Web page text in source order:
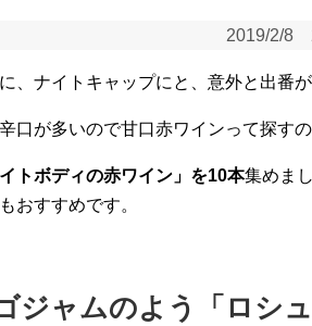
2019/2/8
、ナイトキャップにと、意外と出番が
口が多いので甘口赤ワインって探す
イトボディの赤ワイン」を10本集めま
おすすめです。
ジャムのよう「ロシ